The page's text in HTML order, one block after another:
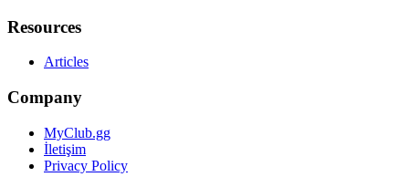
Resources
Articles
Company
MyClub.gg
İletişim
Privacy Policy